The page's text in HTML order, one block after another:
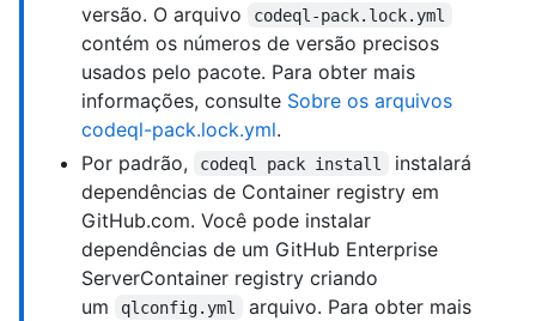
versão. O arquivo
codeql-pack.lock.yml
contém os números de versão precisos
usados pelo pacote. Para obter mais
informações, consulte Sobre os arquivos
codeql-pack.lock.yml.
Por padrão,
codeql pack install
instalará
dependências de Container registry em
GitHub.com. Você pode instalar
dependências de um GitHub Enterprise
ServerContainer registry criando
um
qlconfig.yml
arquivo. Para obter mais